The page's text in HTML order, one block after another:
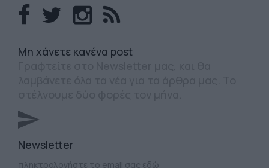
Mη χάνετε κανένα post
Newsletter